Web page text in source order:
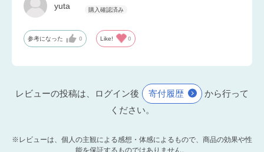
yuta
参考になった 0 Like! 0
レビューの投稿は、ログイン後 寄付履歴
から行って
ください。
※レビューは、個人の主観による感想・体感によるもので、商品の効果や性
能を保証するものではありません。